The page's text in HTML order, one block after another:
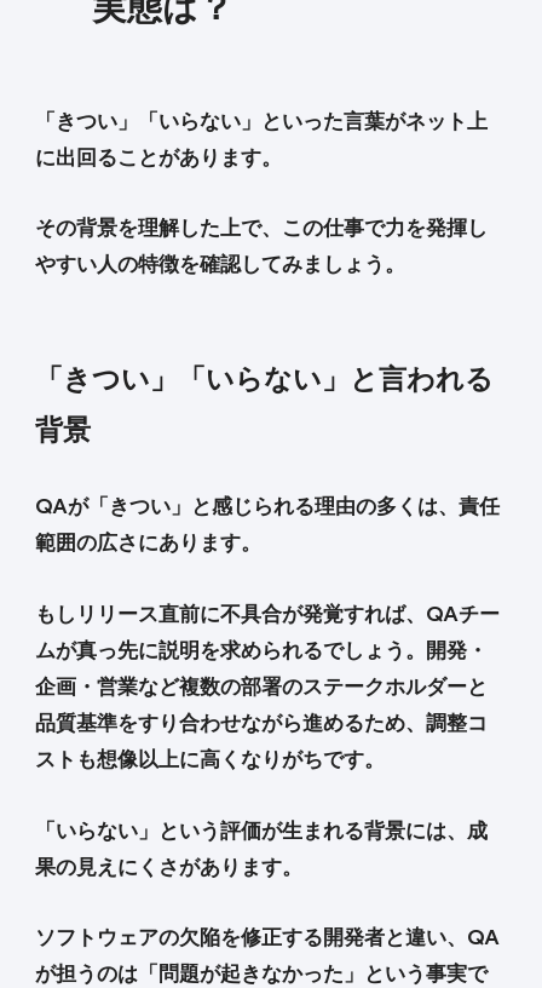
「きつい」「いらない」といった言葉がネット上
に出回ることがあります。
その背景を理解した上で、この仕事で力を発揮し
やすい人の特徴を確認してみましょう。
「きつい」「いらない」と言われる
背景
QAが「きつい」と感じられる理由の多くは、責任
範囲の広さにあります。
もしリリース直前に不具合が発覚すれば、QAチー
ムが真っ先に説明を求められるでしょう。開発・
企画・営業など複数の部署のステークホルダーと
品質基準をすり合わせながら進めるため、調整コ
ストも想像以上に高くなりがちです。
「いらない」という評価が生まれる背景には、成
果の見えにくさがあります。
ソフトウェアの欠陥を修正する開発者と違い、QA
が担うのは「問題が起きなかった」という事実で